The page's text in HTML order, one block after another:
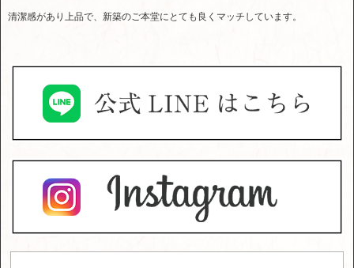
清潔感があり上品で、新築のご本堂にとても良くマッチしています。